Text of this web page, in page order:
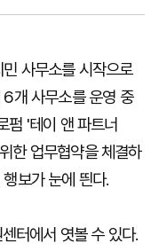
사무소를 시작으로
개 사무소를 운영 중
펌 '테이 앤 파트너
한 업무협약을 체결하
보가 눈에 띈다.
터에서 엿볼 수 있다.